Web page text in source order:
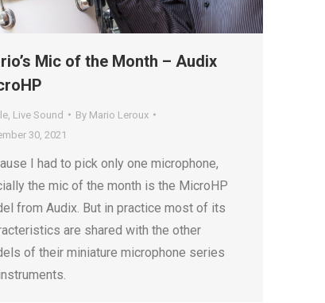
Mic of the Month – Audix
Live Sound By Mario Leroux
30, 2021
I had to pick only one microphone,
the mic of the month is the MicroHP
from Audix. But in practice most of its
are shared with the other
of their miniature microphone series